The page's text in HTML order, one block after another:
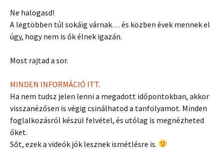
Ne halogasd!
A legtöbben túl sokáig várnak… és közben évek mennek el
úgy, hogy nem is ők élnek igazán.
Most rajtad a sor.
MINDEN INFORMÁCIÓ ITT.
Ha nem tudsz jelen lenni a megadott időpontokban, akkor
visszanézősen is végig csinálhatod a tanfolyamot. Minden
foglalkozásról készül felvétel, és utólag is megnézheted
őket.
Sőt, ezek a videók jók lesznek ismétlésre is.